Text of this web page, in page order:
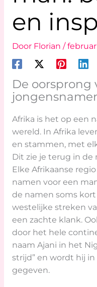
en
Door Florian /
De oorsprong
Afrika is het op een
wereld. In Afrika
en stammen, met
Dit zie je terug in
Elke Afrikaanse
namen voor een
de namen soms
westelijke streken
een zachte klank.
door het hele
naam Ajani in het
strijd” en wordt hij
gegeven.